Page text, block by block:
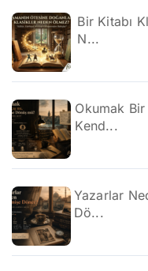
Bir Kitabı
N...
Okumak Bir
Kend...
Yazarlar
Dö...